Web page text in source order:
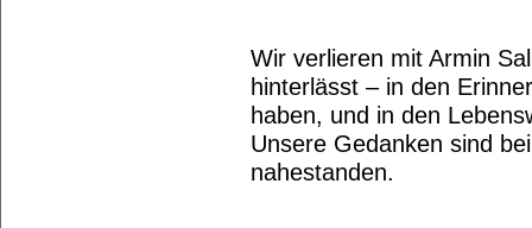
Wir verlieren mit Armin
hinterlässt – in den
haben, und in den
Unsere Gedanken sind
nahestanden.